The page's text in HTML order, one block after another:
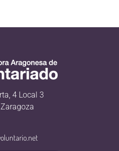
4 Local 3